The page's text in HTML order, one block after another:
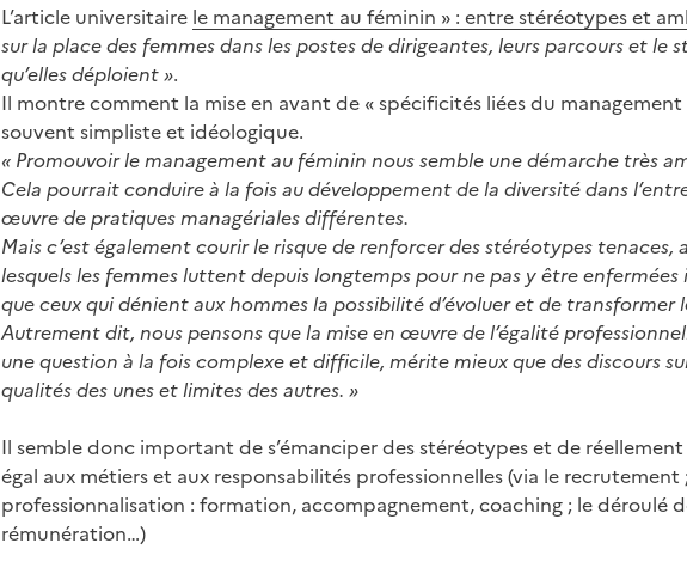
L’article universitaire le management au féminin » : entre stéréotypes et
sur la place des femmes dans les postes de dirigeantes, leurs parcours et le
qu’elles déploient ».
Il montre comment la mise en avant de « spécificités liées du
souvent simpliste et idéologique.
« Promouvoir le management au féminin nous semble une démarche très
Cela pourrait conduire à la fois au développement de la diversité dans
œuvre de pratiques managériales différentes.
Mais c’est également courir le risque de renforcer des stéréotypes
lesquels les femmes luttent depuis longtemps pour ne pas y être
que ceux qui dénient aux hommes la possibilité d’évoluer et de transformer
Autrement dit, nous pensons que la mise en œuvre de l’égalité
une question à la fois complexe et difficile, mérite mieux que des discours
qualités des unes et limites des autres. »
Il semble donc important de s’émanciper des stéréotypes et de
égal aux métiers et aux responsabilités professionnelles (via le recrutement
professionnalisation : formation, accompagnement, coaching ; le déroulé
rémunération…)